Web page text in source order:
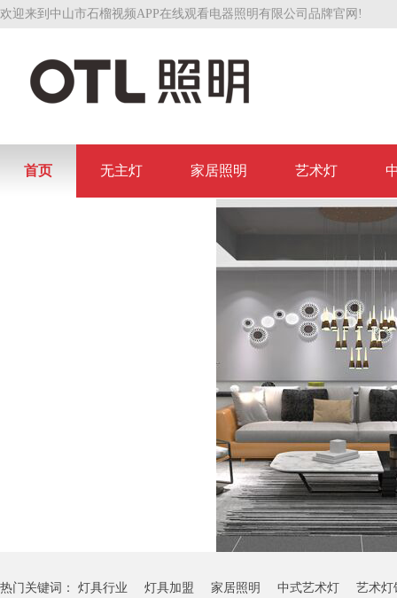
欢迎来到中山市石榴视频APP在线观看电器照明有限公司品牌官网!
首页 无主灯 家居照明 艺术灯
热门关键词： 灯具行业 灯具加盟 家居照明 中式艺术灯 艺术灯